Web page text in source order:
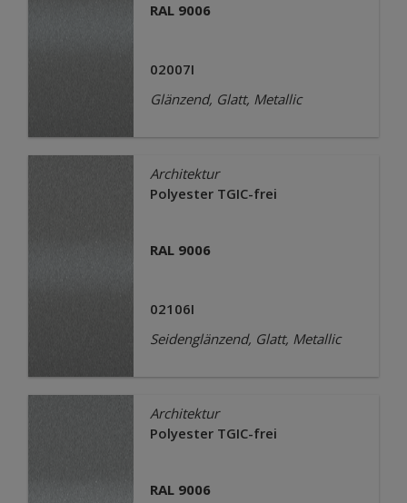
RAL 9006
02007I
Glänzend, Glatt, Metallic
Architektur
Polyester TGIC-frei
RAL 9006
02106I
Seidenglänzend, Glatt, Metallic
Architektur
Polyester TGIC-frei
RAL 9006